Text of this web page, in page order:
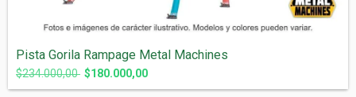
Pista Gorila Rampage Metal Machines
$234.000,00 $180.000,00